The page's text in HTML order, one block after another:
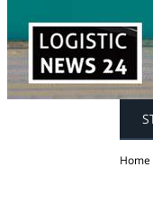
Home